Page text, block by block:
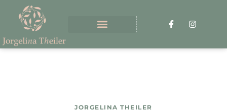
JORGELINA THEILER